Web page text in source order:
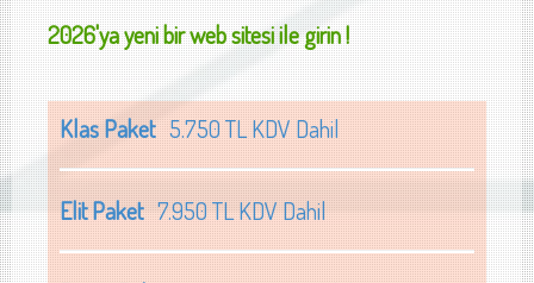
2026'ya yeni bir web sitesi ile girin !
Klas Paket5.750 TL KDV Dahil
Elit Paket7.950 TL KDV Dahil